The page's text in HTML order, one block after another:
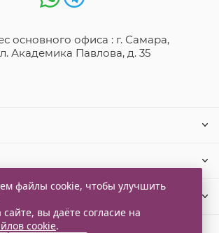
основного офиса : г. Самара,
Академика Павлова, д. 35
файлы cookie, чтобы улучшить
сайте, вы даёте согласие на
cookie.